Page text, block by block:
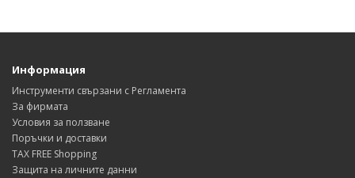
Информация
Инструменти свързани с Регламента
За фирмата
Условия за ползване
Поръчки и доставки
TAX FREE Shopping
Защита на личните данни